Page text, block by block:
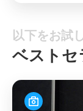
以下をお試
ベストセ